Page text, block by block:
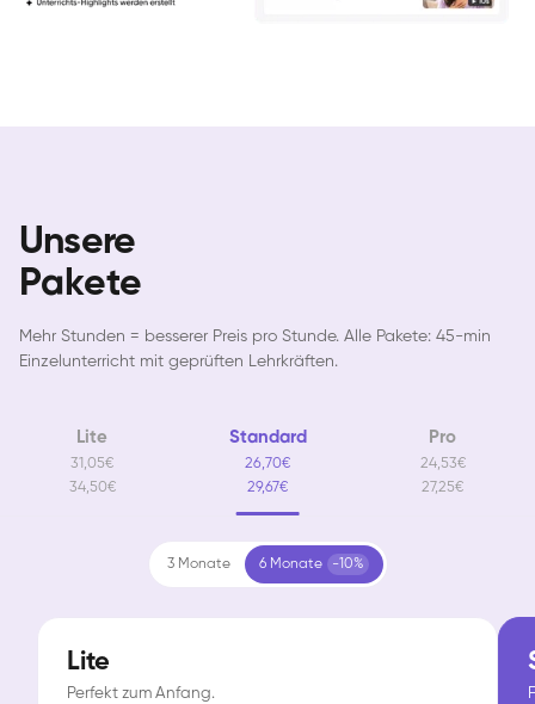
Unsere
Pakete
Mehr Stunden = besserer Preis pro Stunde. Alle Pakete: 45-min
Einzelunterricht mit geprüften Lehrkräften.
Lite
31,05€
34,50€
Standard
26,70€
29,67€
Pro
24,53€
27,25€
3 Monate 6 Monate -10%
Lite
Perfekt zum Anfang.